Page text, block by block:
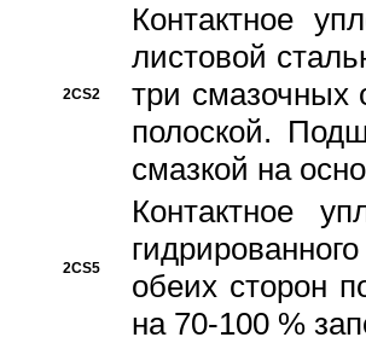
2CS2
Контактное
листовой
три смазочных
полоской.
смазкой на
2CS5
Контактное
обеих сторон
на 70-100 %